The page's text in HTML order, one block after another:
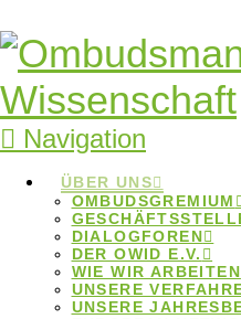
Navigation
ÜBER UNS
OMBUDSGREMIUM
DIALOGFOREN
DER OWID E.V.
WIE WIR ARBEITEN
UNSERE
UNSERE
Integrität in